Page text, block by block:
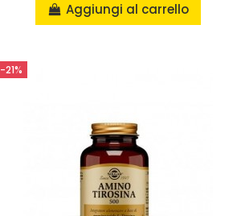
Aggiungi al carrello
-21%